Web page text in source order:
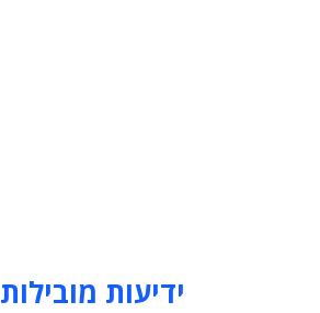
ידיעות מובילות